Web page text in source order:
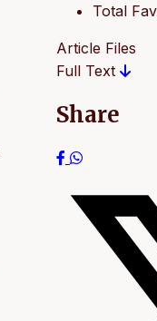
Total
Article Files
Full Text
Share